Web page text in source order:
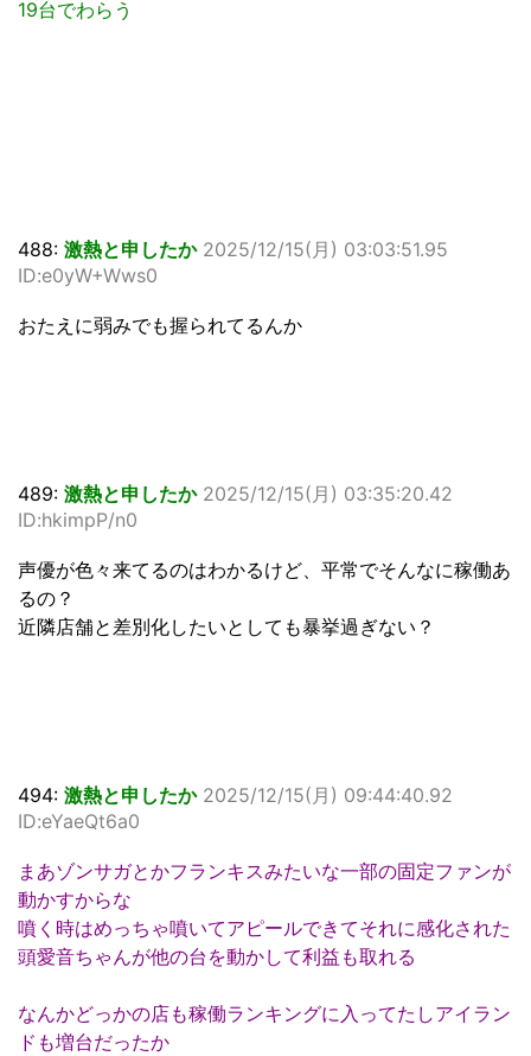
19台でわらう
488: 激熱と申したか 2025/12/15(月) 03:03:51.95
ID:e0yW+Wws0
おたえに弱みでも握られてるんか
489: 激熱と申したか 2025/12/15(月) 03:35:20.42
ID:hkimpP/n0
声優が色々来てるのはわかるけど、平常でそんなに稼働あ
るの？
近隣店舗と差別化したいとしても暴挙過ぎない？
494: 激熱と申したか 2025/12/15(月) 09:44:40.92
ID:eYaeQt6a0
まあゾンサガとかフランキスみたいな一部の固定ファンが
動かすからな
噴く時はめっちゃ噴いてアピールできてそれに感化された
頭愛音ちゃんが他の台を動かして利益も取れる
なんかどっかの店も稼働ランキングに入ってたしアイラン
ドも増台だったか